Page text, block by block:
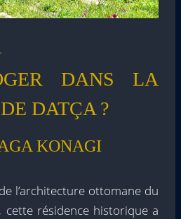
DANS LA
DATÇA ?
KONAGI
l’architecture ottomane du
cette résidence historique a